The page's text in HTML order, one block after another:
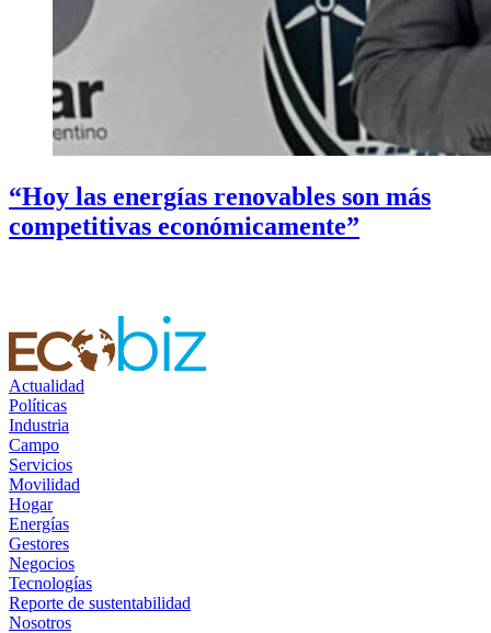
“Hoy las energías renovables son más
competitivas económicamente”
Actualidad
Políticas
Industria
Campo
Servicios
Movilidad
Hogar
Energías
Gestores
Negocios
Tecnologías
Reporte de sustentabilidad
Nosotros